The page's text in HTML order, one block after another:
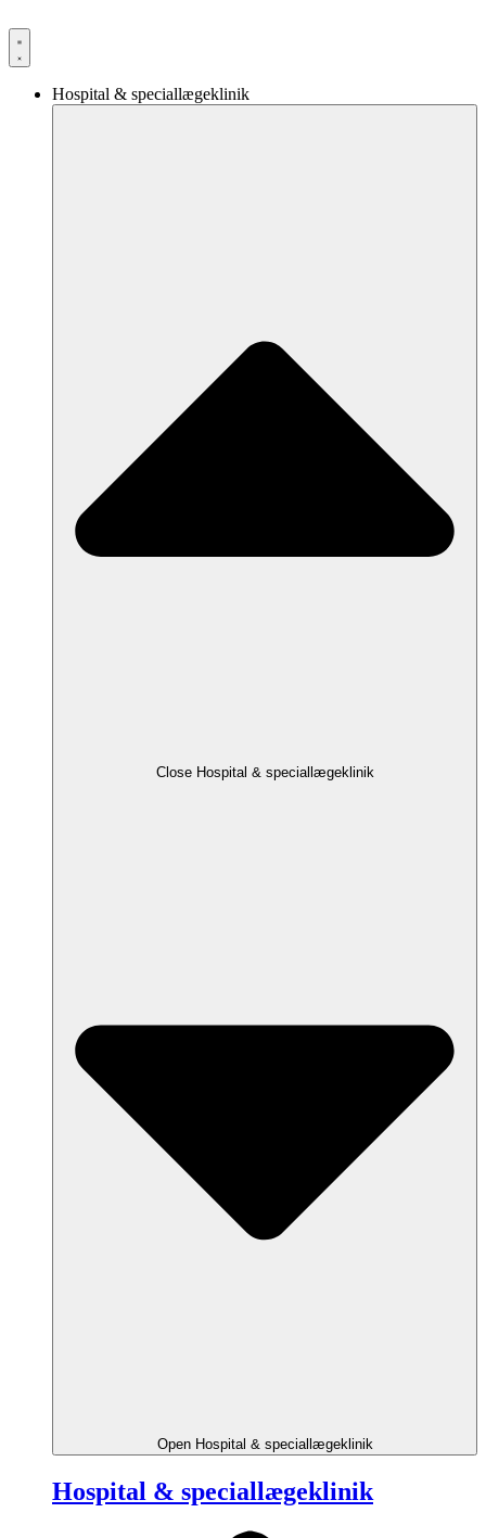
til
indhold
Hospital & speciallægeklinik
Close Hospital & speciallægeklinik
Open Hospital & speciallægeklinik
Hospital & speciallægeklinik